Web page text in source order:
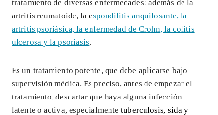
tratamiento de diversas enfermedades: además de la
artritis reumatoide, laespondilitis anquilosante, la
artritis psoriásica, la enfermedad de Crohn, la colitis
ulcerosa y la psoriasis.
Es un tratamiento potente, que debe aplicarse bajo
supervisión médica. Es preciso, antes de empezar el
tratamiento, descartar que haya alguna infección
latente o activa, especialmentetuberculosis, sida y